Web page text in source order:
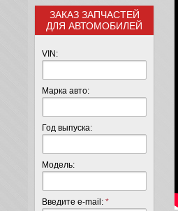
ЗАКАЗ ЗАПЧАСТЕЙ
ДЛЯ АВТОМОБИЛЕЙ
VIN:
Марка авто:
Год выпуска:
Модель:
Введите e-mail: *